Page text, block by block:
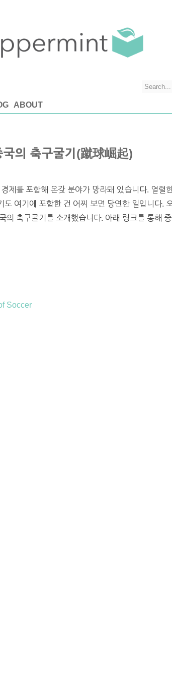
ABOUT
의 축구굴기(蹴球崛起)
제를 포함해 온갖 분야가 망라돼 있습니다. 열렬
여기에 포함한 건 어찌 보면 당연한 일입니다.
의 축구굴기를 소개했습니다. 아래 링크를 통해
Soccer